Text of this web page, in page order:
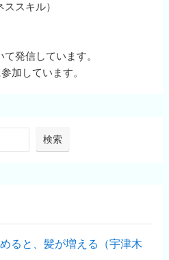
スキル）
発信しています。
加しています。
検索
ると、髪が増える（宇津木